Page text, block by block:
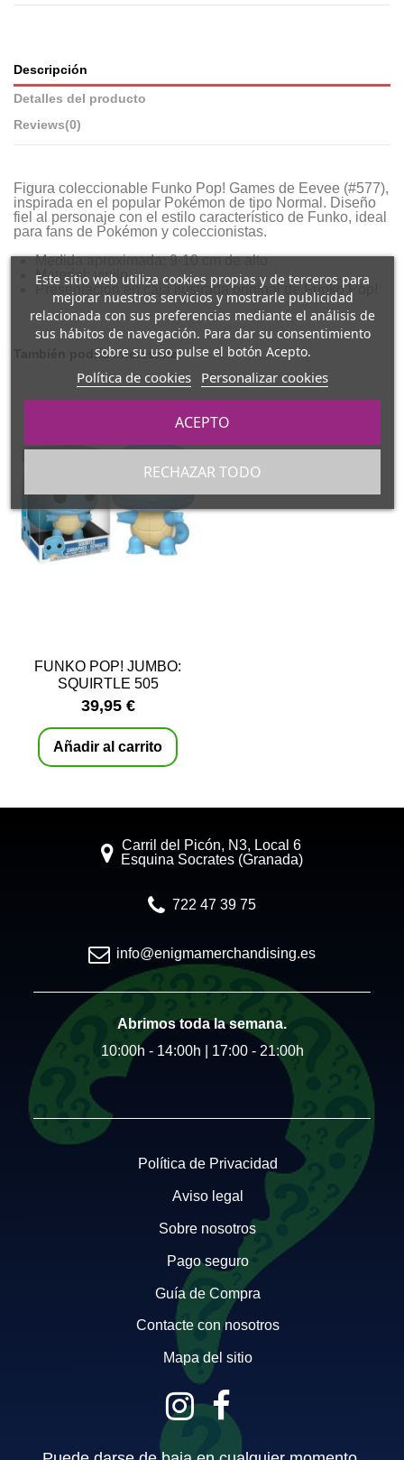
Descripción
Detalles del producto
Reviews(0)
Figura coleccionable Funko Pop! Games de Eevee (#577),
inspirada en el popular Pokémon de tipo Normal. Diseño
fiel al personaje con el estilo característico de Funko, ideal
para fans de Pokémon y coleccionistas.
Medida aproximada: 9-10 cm de alto
Material: vinilo
Presentación en caja ilustrada original de Funko Pop!
También podría interesarle
FUNKO POP! JUMBO:
SQUIRTLE 505
39,95 €
Añadir al carrito
Carril del Picón, N3, Local 6
Esquina Socrates (Granada)
722 47 39 75
info@enigmamerchandising.es
Abrimos toda la semana.
10:00h - 14:00h | 17:00 - 21:00h
Política de Privacidad
Aviso legal
Sobre nosotros
Pago seguro
Guía de Compra
Contacte con nosotros
Mapa del sitio
Este sitio web utiliza cookies propias y de terceros para
mejorar nuestros servicios y mostrarle publicidad
relacionada con sus preferencias mediante el análisis de
sus hábitos de navegación. Para dar su consentimiento
sobre su uso pulse el botón Acepto.
Política de cookies Personalizar cookies
RECHAZAR TODO
ACEPTO